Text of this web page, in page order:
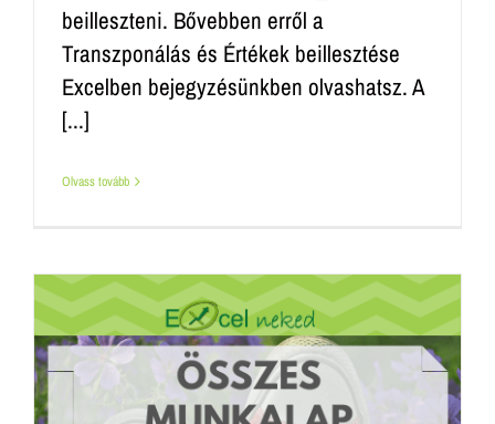
beilleszteni. Bővebben erről a
Transzponálás és Értékek beillesztése
Excelben bejegyzésünkben olvashatsz. A
[...]
Olvass tovább